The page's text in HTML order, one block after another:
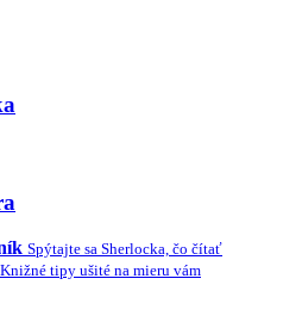
Spýtajte sa Sherlocka, čo čítať
Knižné tipy ušité na mieru vám